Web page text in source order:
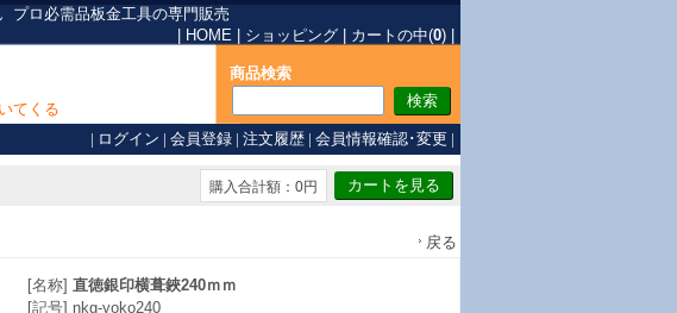
プロ必需品板金工具の専門販売
HOME ショッピング カートの中(0)
てくる
商品検索
| ログイン | 会員登録 | 注文履歴 | 会員情報確認･変更 |
購入合計額：0円
戻る
[名称] 直徳銀印横葺鋏240ｍｍ
[記号] nkg-yoko240